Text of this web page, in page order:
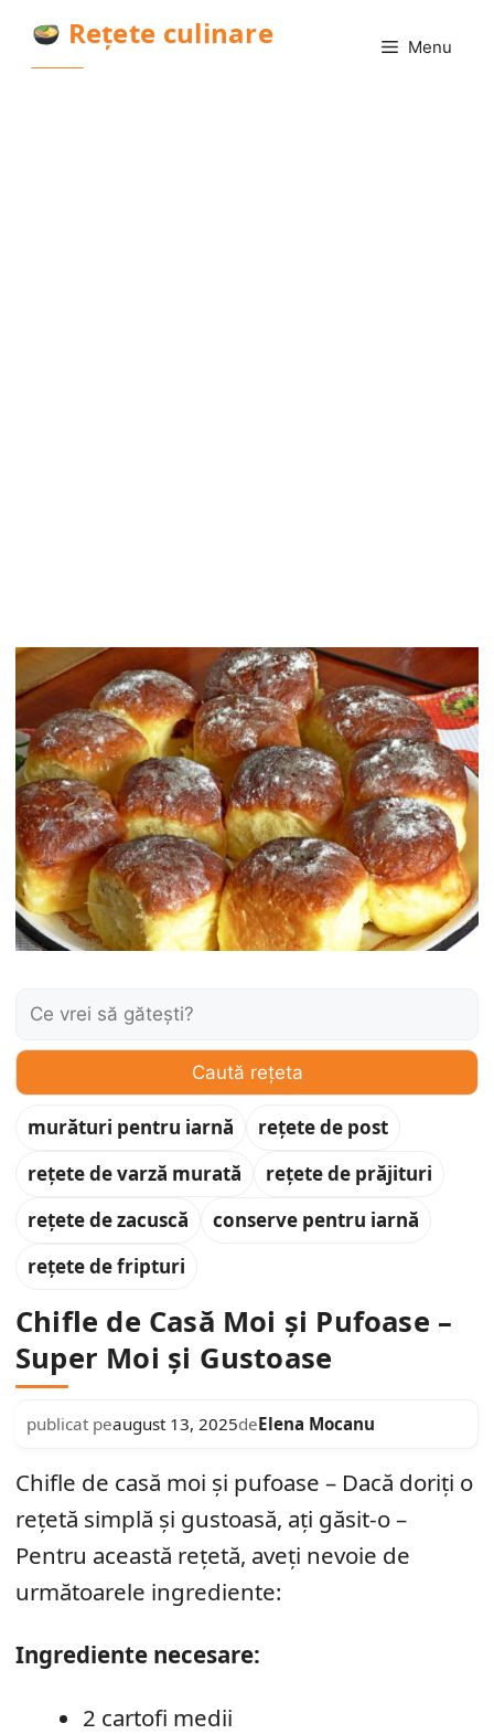
conținut
Rețete culinare Menu
Caută:
Caută rețeta
murături pentru iarnă
rețete de post
rețete de varză murată
rețete de prăjituri
rețete de zacuscă
conserve pentru iarnă
rețete de fripturi
Chifle de Casă Moi și Pufoase –
Super Moi și Gustoase
publicat peaugust 13, 2025deElena Mocanu
Chifle de casă moi și pufoase – Dacă doriți o
rețetă simplă și gustoasă, ați găsit-o –
Pentru această rețetă, aveți nevoie de
următoarele ingrediente:
Ingrediente necesare:
2 cartofi medii